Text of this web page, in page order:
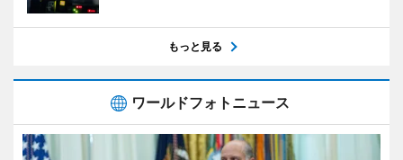
もっと見る
ワールドフォトニュース